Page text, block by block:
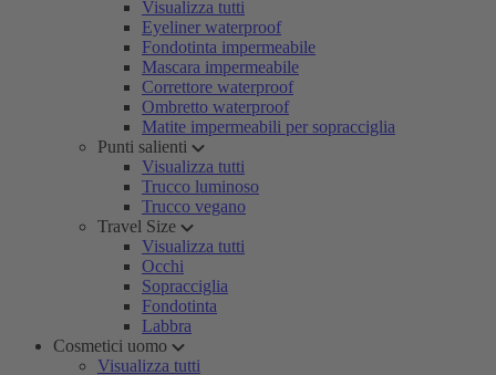
Visualizza tutti
Eyeliner waterproof
Fondotinta impermeabile
Mascara impermeabile
Correttore waterproof
Ombretto waterproof
Matite impermeabili per sopracciglia
Punti salienti
Visualizza tutti
Trucco luminoso
Trucco vegano
Travel Size
Visualizza tutti
Occhi
Sopracciglia
Fondotinta
Labbra
Cosmetici uomo
Visualizza tutti